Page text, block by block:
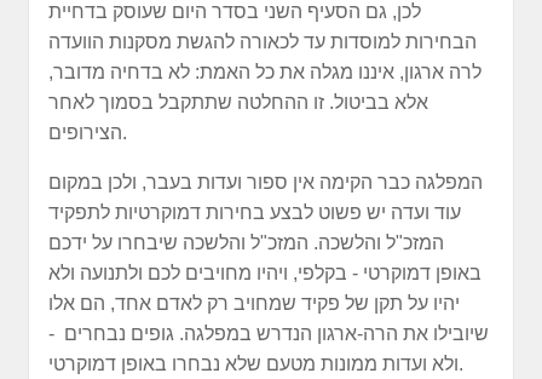
לכן, גם הסעיף השני בסדר היום שעוסק בדחיית
הבחירות למוסדות עד לכאורה להגשת מסקנות הוועדה
לרה ארגון, איננו מגלה את כל האמת: לא בדחיה מדובר,
אלא בביטול. זו ההחלטה שתתקבל בסמוך לאחר
הצירופים.
המפלגה כבר הקימה אין ספור ועדות בעבר, ולכן במקום
עוד ועדה יש פשוט לבצע בחירות דמוקרטיות לתפקיד
המזכ"ל והלשכה. המזכ"ל והלשכה שיבחרו על ידכם
באופן דמוקרטי - בקלפי, ויהיו מחויבים לכם ולתנועה ולא
יהיו על תקן של פקיד שמחויב רק לאדם אחד, הם אלו
שיובילו את הרה-ארגון הנדרש במפלגה. גופים נבחרים -
ולא ועדות ממונות מטעם שלא נבחרו באופן דמוקרטי.